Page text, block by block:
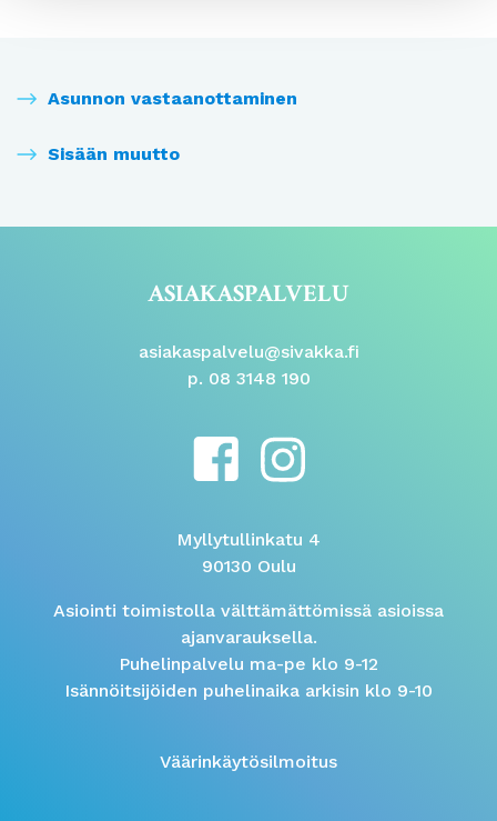
Asunnon vastaanottaminen
Sisään muutto
ASIAKASPALVELU
asiakaspalvelu@sivakka.fi
p. 08 3148 190
Myllytullinkatu 4
90130 Oulu
Asiointi toimistolla välttämättömissä asioissa
ajanvarauksella.
Puhelinpalvelu ma-pe klo 9-12
Isännöitsijöiden puhelinaika arkisin klo 9-10
Väärinkäytösilmoitus